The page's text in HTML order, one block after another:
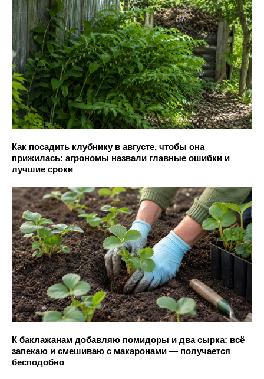
Как посадить клубнику в августе, чтобы она
прижилась: агрономы назвали главные ошибки и
лучшие сроки
К баклажанам добавляю помидоры и два сырка: всё
запекаю и смешиваю с макаронами — получается
бесподобно